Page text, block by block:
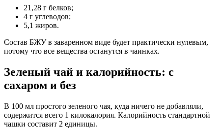
21,28 г белков;
4 г углеводов;
5,1 жиров.
Состав БЖУ в заваренном виде будет практически нулевым,
потому что все вещества останутся в чаинках.
Зеленый чай и калорийность: с
сахаром и без
В 100 мл простого зеленого чая, куда ничего не добавляли,
содержится всего 1 килокалория. Калорийность стандартной
чашки составит 2 единицы.